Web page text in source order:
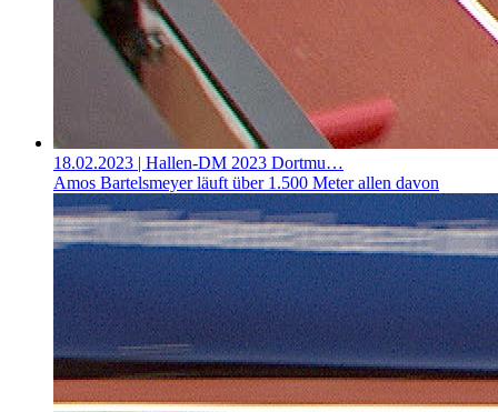
18.02.2023 | Hallen-DM 2023 Dortmu…
Amos Bartelsmeyer läuft über 1.500 Meter allen davon